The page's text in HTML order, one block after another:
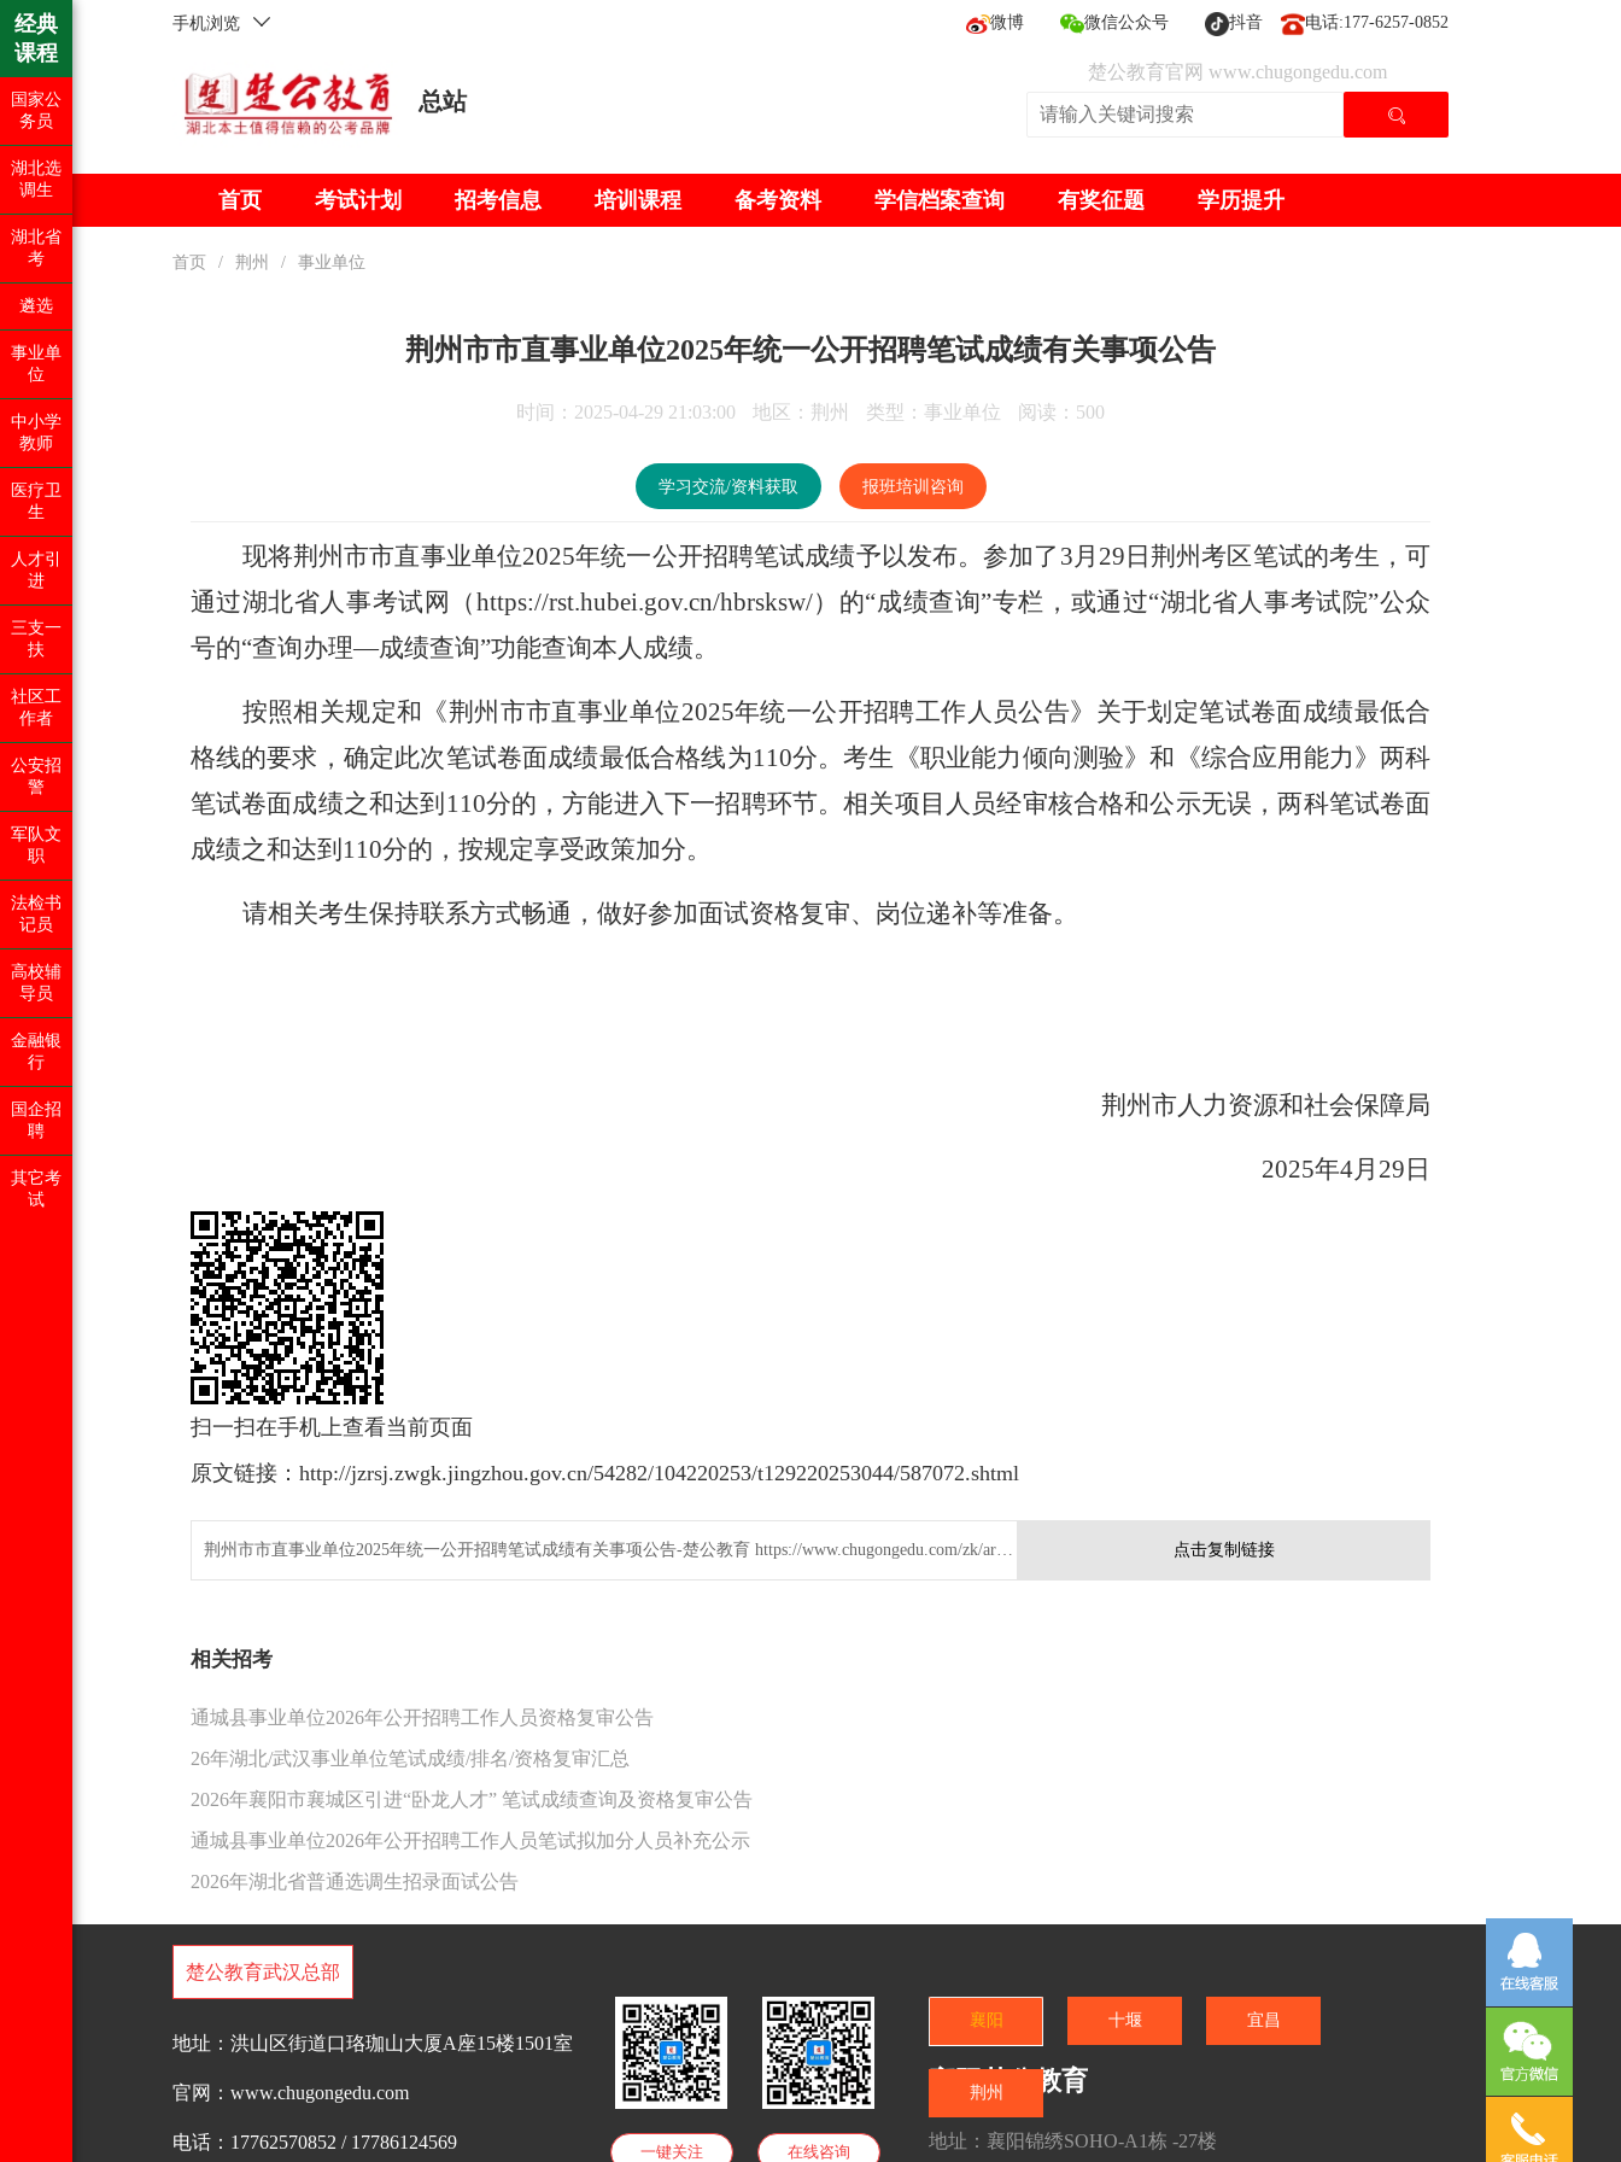
手机浏览 微博 微信公众号 抖音 电话:177-6257-0852
总站
楚公教育官网 www.chugongedu.com
首页 考试计划 招考信息 培训课程 备考资料 学信档案查询 有奖征题 学历提升
首页 / 荆州 / 事业单位
荆州市市直事业单位2025年统一公开招聘笔试成绩有关事项公告
时间：2025-04-29 21:03:00 地区：荆州 类型：事业单位 阅读：500
学习交流/资料获取 报班培训咨询
现将荆州市市直事业单位2025年统一公开招聘笔试成绩予以发布。参加了 3月29日荆州考区笔试的考生，可
通过湖北省人事考试网（https://rst.hubei.gov.cn/hbrsksw/）的“成绩查询”专栏，或通过“湖北省人事考试院”公众
号的“查询办理—成绩查询”功能查询本人成绩。
按照相关规定和《荆州市市直事业单位2025年统一公开招聘工作人员公告》关于划定笔试卷面成绩最低合
格线的要求，确定此次笔试卷面成绩最低合格线为110分。考生《职业能力倾向测验》和《综合应用能力》两科
笔试卷面成绩之和达到 110分的，方能进入下一招聘环节。相关项目人员经审核合格和公示无误，两科笔试卷面
成绩之和达到 110分的，按规定享受政策加分。
请相关考生保持联系方式畅通，做好参加面试资格复审、岗位递补等准备。
荆州市人力资源和社会保障局
2025年4月 29 日
扫一扫在手机上查看当前页面
原文链接：http://jzrsj.zwgk.jingzhou.gov.cn/54282/104220253/t129220253044/587072.shtml
点击复制链接
相关招考
通城县事业单位2026年公开招聘工作人员资格复审公告
26年湖北/武汉事业单位笔试成绩/排名/资格复审汇总
2026年襄阳市襄城区引进“卧龙人才” 笔试成绩查询及资格复审公告
通城县事业单位2026年公开招聘工作人员笔试拟加分人员补充公示
2026年湖北省普通选调生招录面试公告
楚公教育武汉总部
地址：洪山区街道口珞珈山大厦A座15楼1501室
官网：www.chugongedu.com
电话：17762570852 / 17786124569 一键关注 在线咨询
襄阳 十堰 宜昌
荆州
襄阳楚公教育
地址：襄阳锦绣SOHO-A1栋 -27楼
经典
课程
国家公
务员
湖北选
调生
湖北省
考
遴选
事业单
位
中小学
教师
医疗卫
生
人才引
进
三支一
扶
社区工
作者
公安招
警
军队文
职
法检书
记员
高校辅
导员
金融银
行
国企招
聘
其它考
试